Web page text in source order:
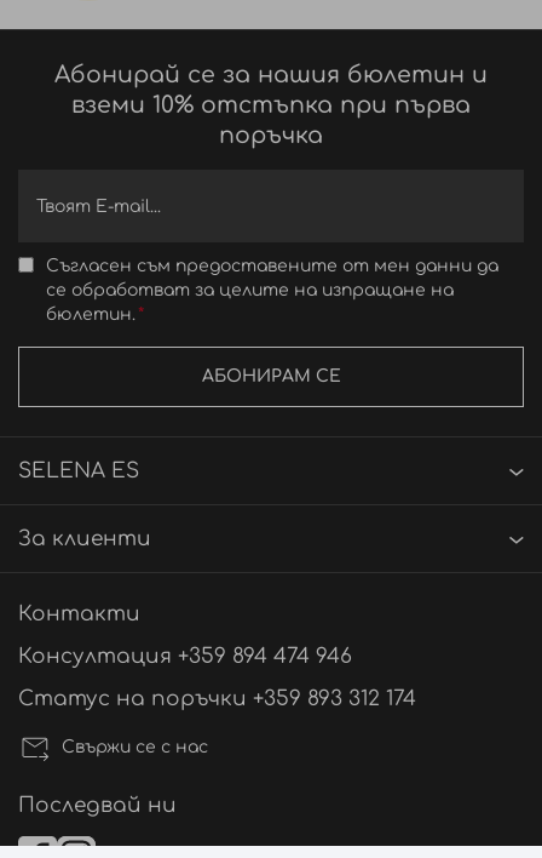
Абонирай се за нашия бюлетин и
вземи 10% отстъпка при първа
поръчка
Съгласен съм предоставените от мен данни да
се обработват за целите на изпращане на
бюлетин.
АБОНИРАМ СЕ
SELENA ES
За клиенти
Контакти
Консултация +359 894 474 946
Статус на поръчки +359 893 312 174
Свържи се с нас
Последвай ни